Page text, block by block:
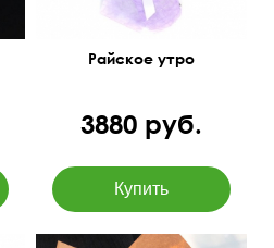
Райское утро
3880 руб.